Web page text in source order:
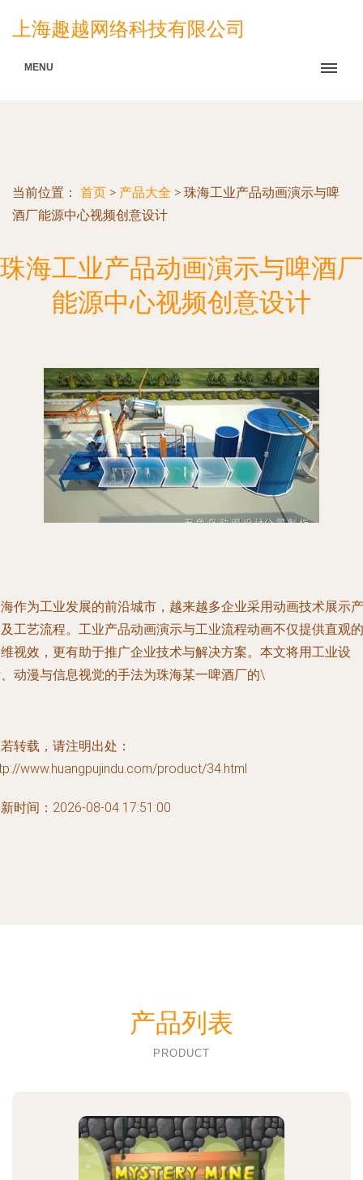
上海趣越网络科技有限公司
MENU
当前位置： 首页 > 产品大全 > 珠海工业产品动画演示与啤
酒厂能源中心视频创意设计
珠海工业产品动画演示与啤酒厂
能源中心视频创意设计
作为工业发展的前沿城市，越来越多企业采用动画技术展示产
工艺流程。工业产品动画演示与工业流程动画不仅提供直观的
视效，更有助于推广企业技术与解决方案。本文将用工业设
动漫与信息视觉的手法为珠海某一啤酒厂的\
转载，请注明出处：
www.huangpujindu.com/product/34.html
时间：2026-08-04 17:51:00
产品列表
PRODUCT